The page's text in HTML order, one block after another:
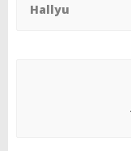
Hallyu